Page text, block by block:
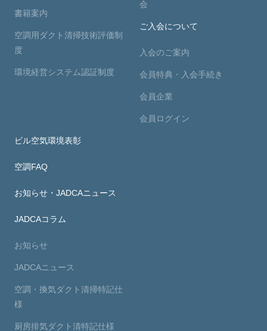
書籍案内
空調用ダクト清掃技術評価制
度
環境経営システム認証制度
会
ご入会について
入会のご案内
会員特典・入会手続き
会員企業
会員ログイン
ビル空気環境表彰
空調FAQ
お知らせ・JADCAニュース
JADCAコラム
お知らせ
JADCAニュース
空調・換気ダクト清掃特記仕
様
厨房排気ダクト清特記仕様